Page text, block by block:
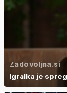
Zadovoljna.si
Igralka je